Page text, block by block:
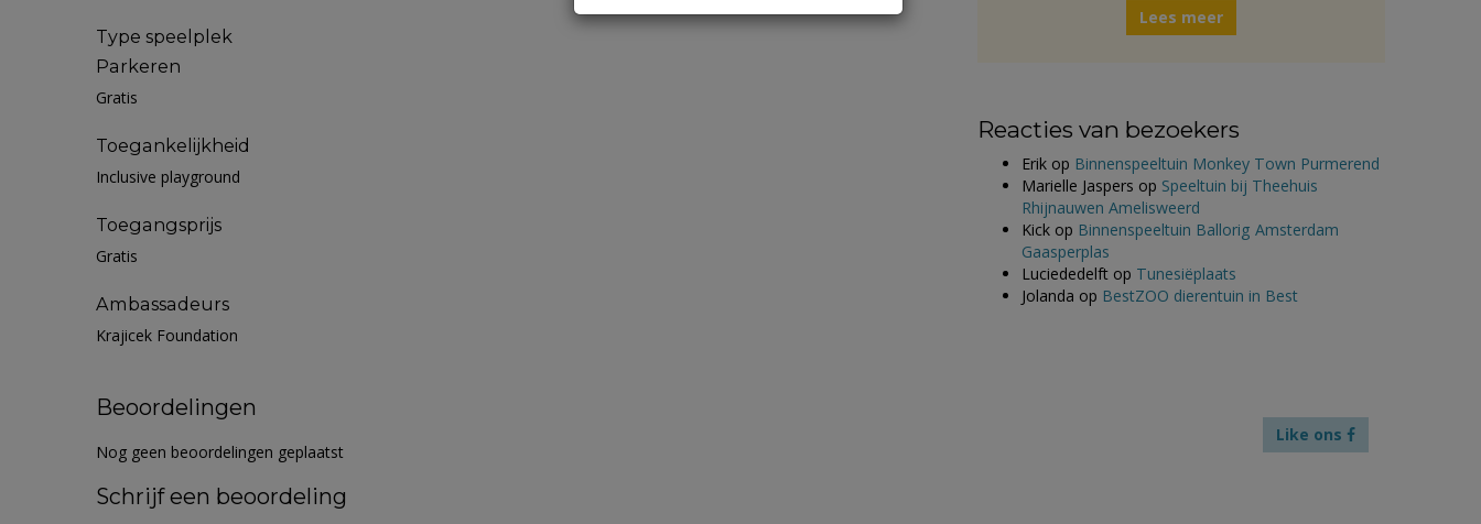
Type speelplek
Parkeren
Gratis
Toegankelijkheid
Inclusive playground
Toegangsprijs
Gratis
Ambassadeurs
Krajicek Foundation
Beoordelingen
Nog geen beoordelingen geplaatst
Schrijf een beoordeling
Lees meer
Reacties van bezoekers
Erik op Binnenspeeltuin Monkey Town Purmerend
Marielle Jaspers op Speeltuin bij Theehuis
Rhijnauwen Amelisweerd
Kick op Binnenspeeltuin Ballorig Amsterdam
Gaasperplas
Luciededelft op Tunesiëplaats
Jolanda op BestZOO dierentuin in Best
Like ons